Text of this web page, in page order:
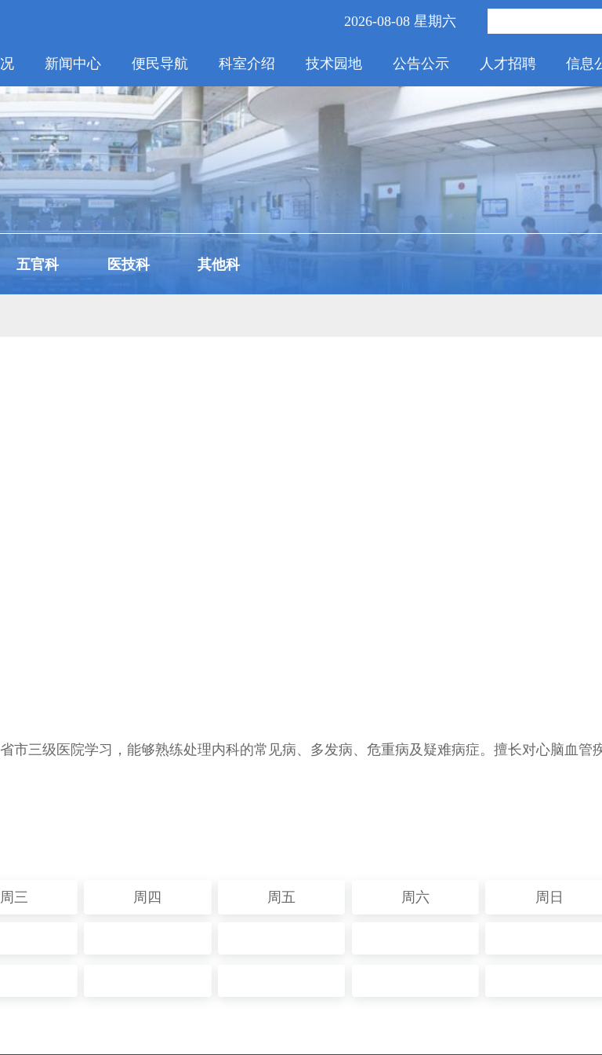
2026-08-08 星期六
新闻中心 便民导航 科室介绍 技术园地 公告公示 人才招聘 信息
五官科 医技科 其他科
市三级医院学习，能够熟练处理内科的常见病、多发病、危重病及疑难病症。擅长对心脑血管
周三 周四 周五 周六 周日